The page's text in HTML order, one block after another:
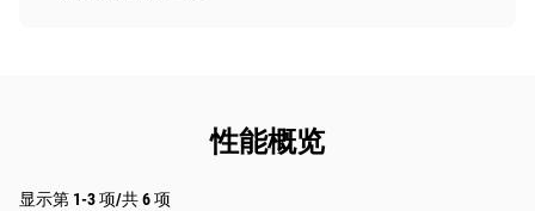
性能概览
显示第 1-3 项/共 6 项